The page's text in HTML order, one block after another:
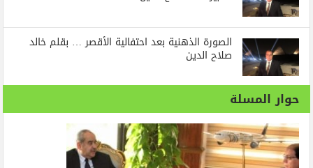
الصورة الذهنية بعد احتفالية الأقصر … بقلم خالد
صلاح الدين
حوار المسلة